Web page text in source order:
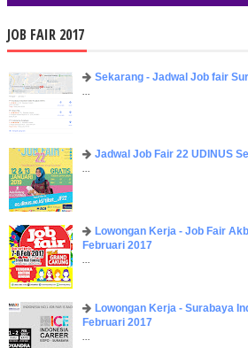
JOB FAIR 2017
Sekarang - Jadwal Job fair
...
Jadwal Job Fair 22 UDINUS
...
Lowongan Kerja - Job Fair
Februari 2017
...
Lowongan Kerja - Surabaya
Februari 2017
...